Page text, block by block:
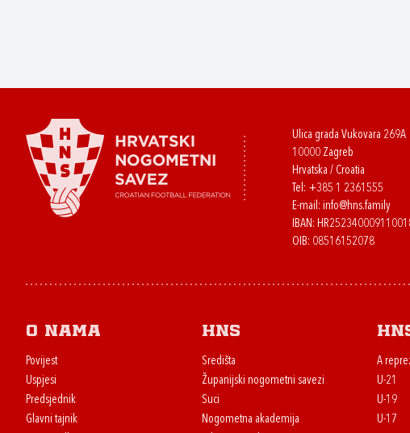
Ulica grada Vukovara 269A
10000 Zagreb
Hrvatska / Croatia
Tel: +385 1 2361555
E-mail: info@hns.family
IBAN:
OIB: 08516152078
O nama
Povijest
Uspjesi
Predsjednik
Glavni tajnik
HNS
Središta
Županijski nogometni savezi
Suci
Nogometna akademija
A
U-21
U-19
U-17